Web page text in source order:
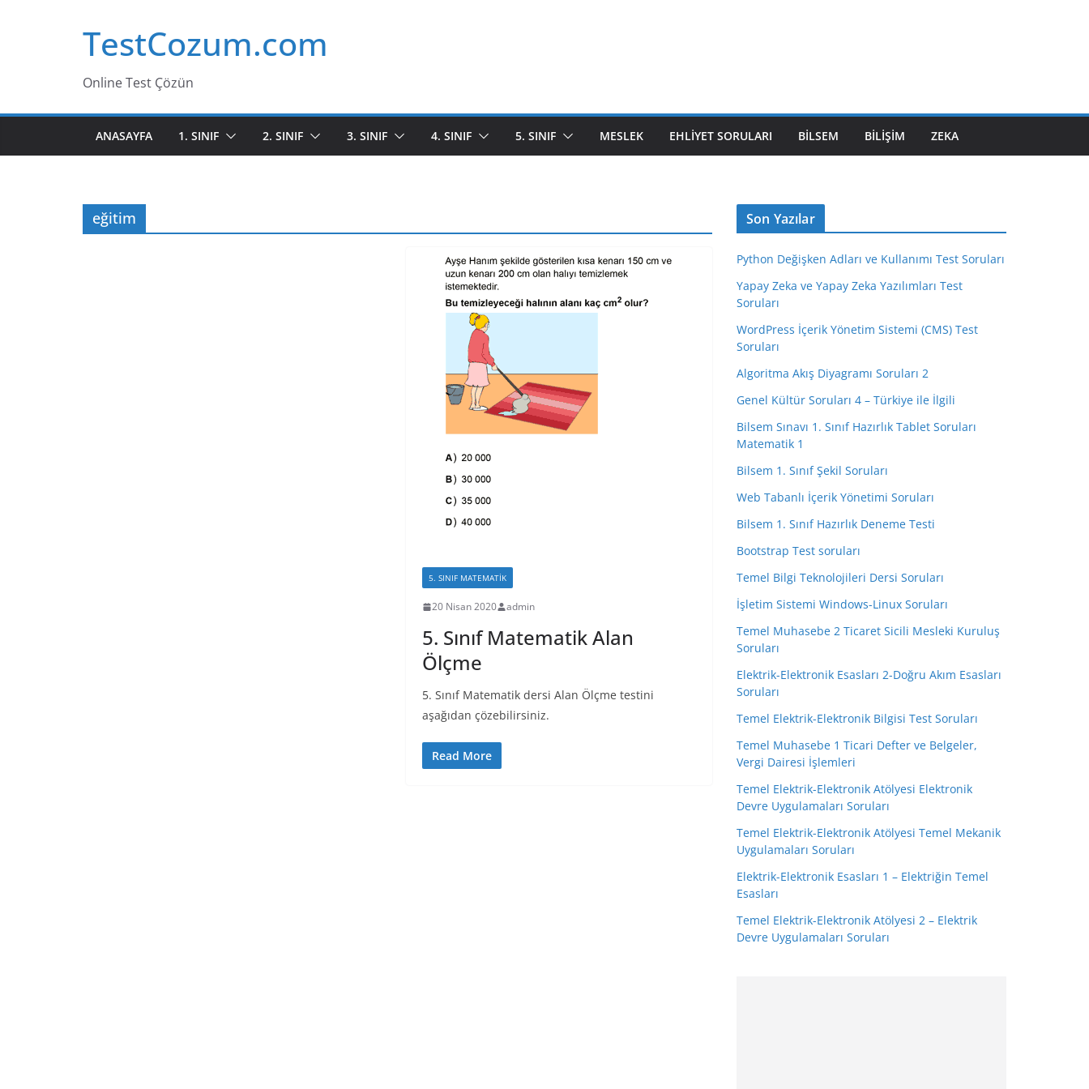
TestCozum.com
Online Test Çözün
ANASAYFA 1. SINIF 2. SINIF 3. SINIF 4. SINIF 5. SINIF MESLEK EHLIYET SORULARI BILSEM BILIŞIM ZEKA
eğitim
5. SINIF MATEMATIK
20 Nisan 2020 admin
5. Sınıf Matematik Alan
Ölçme
5. Sınıf Matematik dersi Alan Ölçme testini
aşağıdan çözebilirsiniz.
Read More
Son Yazılar
Python Değişken Adları ve Kullanımı Test Soruları
Yapay Zeka ve Yapay Zeka Yazılımları Test
Soruları
WordPress İçerik Yönetim Sistemi (CMS) Test
Soruları
Algoritma Akış Diyagramı Soruları 2
Genel Kültür Soruları 4 – Türkiye ile İlgili
Bilsem Sınavı 1. Sınıf Hazırlık Tablet Soruları
Matematik 1
Bilsem 1. Sınıf Şekil Soruları
Web Tabanlı İçerik Yönetimi Soruları
Bilsem 1. Sınıf Hazırlık Deneme Testi
Bootstrap Test soruları
Temel Bilgi Teknolojileri Dersi Soruları
İşletim Sistemi Windows-Linux Soruları
Temel Muhasebe 2 Ticaret Sicili Mesleki Kuruluş
Soruları
Elektrik-Elektronik Esasları 2-Doğru Akım Esasları
Soruları
Temel Elektrik-Elektronik Bilgisi Test Soruları
Temel Muhasebe 1 Ticari Defter ve Belgeler,
Vergi Dairesi İşlemleri
Temel Elektrik-Elektronik Atölyesi Elektronik
Devre Uygulamaları Soruları
Temel Elektrik-Elektronik Atölyesi Temel Mekanik
Uygulamaları Soruları
Elektrik-Elektronik Esasları 1 – Elektriğin Temel
Esasları
Temel Elektrik-Elektronik Atölyesi 2 – Elektrik
Devre Uygulamaları Soruları